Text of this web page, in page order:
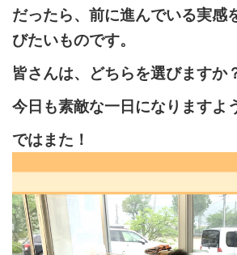
だったら、前に進んでいる実感
びたいものです。
皆さんは、どちらを選びますか
今日も素敵な一日になりますよ
ではまた！